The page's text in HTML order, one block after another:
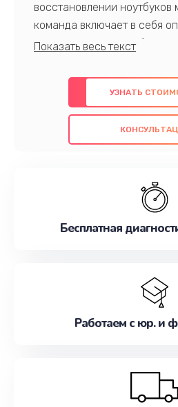
восстановлении ноутбуков
команда включает в себя
профессионалов с
предлагаем быстрый и
использованием
также гарантируем
проведенных работ. Наша
наилучшим образом. Не
УЗНАТЬ
Бесплатная
Работаем с юр. и